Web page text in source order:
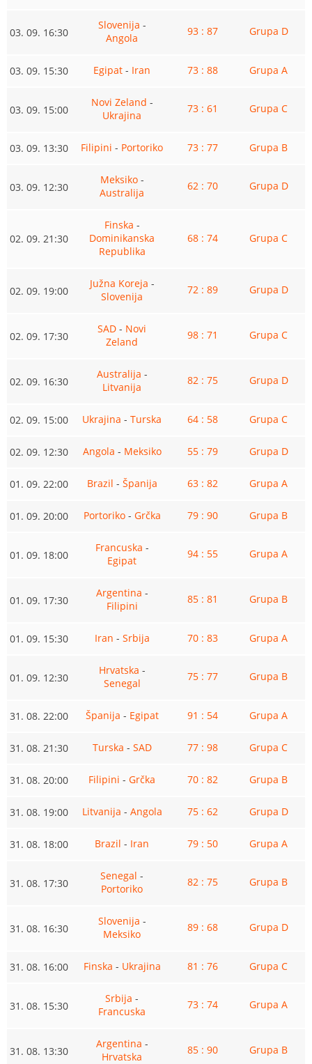
03. 09. 16:30
Slovenija -
Angola
93 : 87 Grupa D
03. 09. 15:30 Egipat - Iran 73 : 88 Grupa A
03. 09. 15:00
Novi Zeland -
Ukrajina
73 : 61 Grupa C
03. 09. 13:30 Filipini - Portoriko 73 : 77 Grupa B
03. 09. 12:30
Meksiko-
Australija
62 : 70 Grupa D
02. 09. 21:30
Finska -
Dominikanska
Republika
68 : 74 Grupa C
02. 09. 19:00
Južna Koreja -
Slovenija
72 : 89 Grupa D
02. 09. 17:30
SAD - Novi
Zeland
98 : 71 Grupa C
02. 09. 16:30
Australija -
Litvanija
82 : 75 Grupa D
02. 09. 15:00 Ukrajina - Turska 64 : 58 Grupa C
02. 09. 12:30 Angola - Meksiko 55 : 79 Grupa D
01. 09. 22:00 Brazil - Španija 63 : 82 Grupa A
01. 09. 20:00 Portoriko- Grčka 79 : 90 Grupa B
01. 09. 18:00
Francuska -
Egipat
94 : 55 Grupa A
01. 09. 17:30
Argentina -
Filipini
85 : 81 Grupa B
01. 09. 15:30 Iran - Srbija 70 : 83 Grupa A
01. 09. 12:30
Hrvatska -
Senegal
75 : 77 Grupa B
31. 08. 22:00 Španija - Egipat 91 : 54 Grupa A
31. 08. 21:30 Turska - SAD 77 : 98 Grupa C
31. 08. 20:00 Filipini - Grčka 70 : 82 Grupa B
31. 08. 19:00 Litvanija - Angola 75 : 62 Grupa D
31. 08. 18:00 Brazil - Iran 79 : 50 Grupa A
31. 08. 17:30
Senegal -
Portoriko
82 : 75 Grupa B
31. 08. 16:30
Slovenija -
Meksiko
89 : 68 Grupa D
31. 08. 16:00 Finska - Ukrajina 81 : 76 Grupa C
31. 08. 15:30
Srbija -
Francuska
73 : 74 Grupa A
31. 08. 13:30
Argentina -
Hrvatska
85 : 90 Grupa B